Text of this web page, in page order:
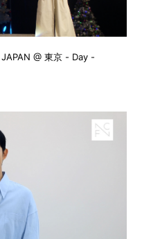
@ 東京 - Day -